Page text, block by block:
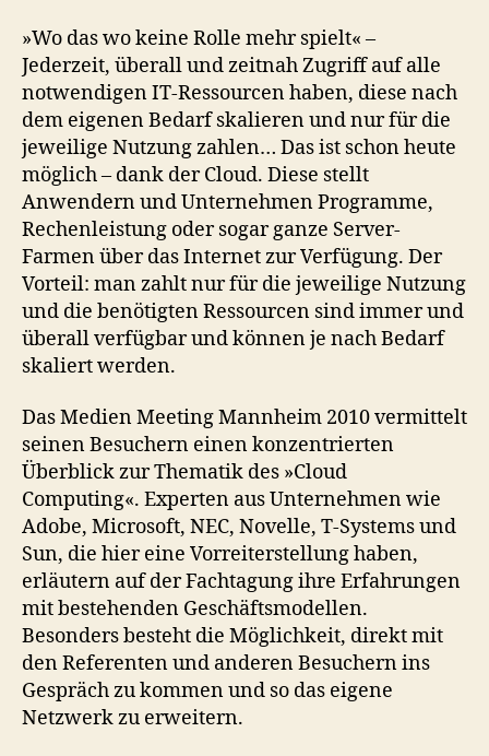
»Wo das wo keine Rolle mehr spielt« –
Jederzeit, überall und zeitnah Zugriff auf alle
notwendigen IT‐Ressourcen haben, diese nach
dem eigenen Bedarf skalieren und nur für die
jeweilige Nutzung zahlen… Das ist schon heute
möglich – dank der Cloud. Diese stellt
Anwendern und Unternehmen Programme,
Rechenleistung oder sogar ganze Server-
Farmen über das Internet zur Verfügung. Der
Vorteil: man zahlt nur für die jeweilige Nutzung
und die benötigten Ressourcen sind immer und
überall verfügbar und können je nach Bedarf
skaliert werden.
Das Medien Meeting Mannheim 2010 vermittelt
seinen Besuchern einen konzentrierten
Überblick zur Thematik des »Cloud
Computing«. Experten aus Unternehmen wie
Adobe, Microsoft, NEC, Novelle, T-Systems und
Sun, die hier eine Vorreiterstellung haben,
erläutern auf der Fachtagung ihre Erfahrungen
mit bestehenden Geschäftsmodellen.
Besonders besteht die Möglichkeit, direkt mit
den Referenten und anderen Besuchern ins
Gespräch zu kommen und so das eigene
Netzwerk zu erweitern.